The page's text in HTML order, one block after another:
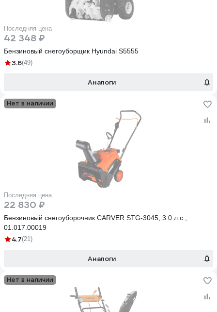
Последняя цена
42 348 ₽
Бензиновый снегоуборщик Hyundai S5555
3.6(49)
Аналоги
Нет в наличии
Последняя цена
22 830 ₽
Бензиновый снегоуборочник CARVER STG-3045, 3.0 л.с.,
01.017.00019
4.7(21)
Аналоги
Нет в наличии